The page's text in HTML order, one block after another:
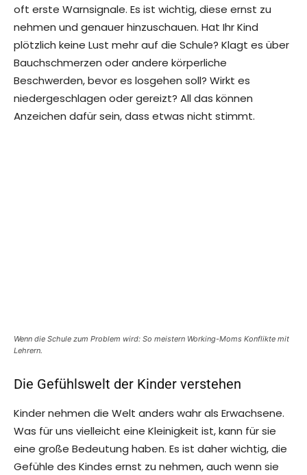
oft erste Warnsignale. Es ist wichtig, diese ernst zu
nehmen und genauer hinzuschauen. Hat Ihr Kind
plötzlich keine Lust mehr auf die Schule? Klagt es über
Bauchschmerzen oder andere körperliche
Beschwerden, bevor es losgehen soll? Wirkt es
niedergeschlagen oder gereizt? All das können
Anzeichen dafür sein, dass etwas nicht stimmt.
Wenn die Schule zum Problem wird: So meistern Working-Moms Konflikte mit
Lehrern.
Die Gefühlswelt der Kinder verstehen
Kinder nehmen die Welt anders wahr als Erwachsene.
Was für uns vielleicht eine Kleinigkeit ist, kann für sie
eine große Bedeutung haben. Es ist daher wichtig, die
Gefühle des Kindes ernst zu nehmen, auch wenn sie